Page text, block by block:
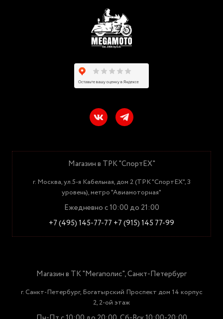
Магазин в ТРК "СпортЕХ"
г. Москва, ул.5-я Кабельная, дом 2 (ТРК "СпортЕХ", 3
уровень), метро "Авиамоторная"
Ежедневно с 10:00 до 21:00
+7 (495) 145-77-77 +7 (915) 145 77-99
Магазин в ТК "Мегаполис", Санкт-Петербург
г. Санкт-Петербург, Богатырский Проспект дом 14 корпус
2, 2-ой этаж